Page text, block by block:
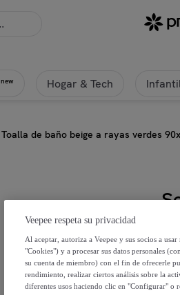
new Hogar & Tech
Toalla de baño beige a rayas verdes
Veepee respeta su privacidad
Al aceptar, autoriza a Veepee y sus socios a
"Cookies") y a procesar sus datos personales
su cuenta de miembro) con el fin de ofrecerle
rendimiento, realizar ciertos análisis sobre la
diferentes usos haciendo clic en "Configurar" o